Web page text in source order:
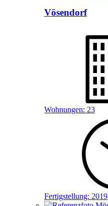
Vösendorf
Wohnungen: 23
Fertigstellung: 2019